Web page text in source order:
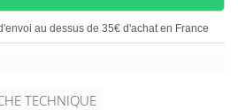
au dessus de 35€ d'achat en France
TECHNIQUE